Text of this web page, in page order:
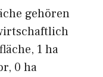
gehören
1 ha
0 ha